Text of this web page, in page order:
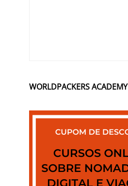
WORLDPACKERS ACADEMY